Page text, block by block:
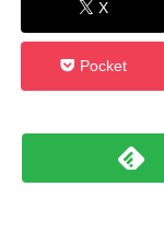
X
Pocket